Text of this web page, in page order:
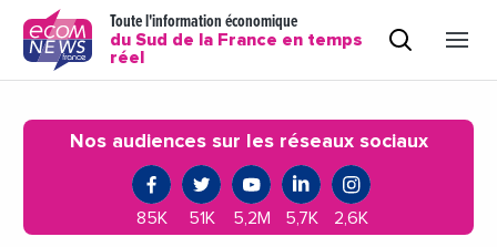
Toute l'information économique
du Sud de la France en temps
réel
Nos audiences sur les réseaux sociaux
85K 51K 5,2M 5,7K 2,6K